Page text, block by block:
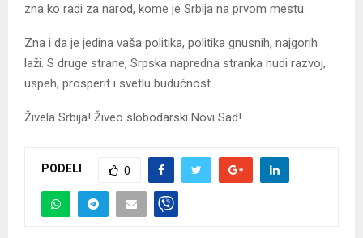
zna ko radi za narod, kome je Srbija na prvom mestu.
Zna i da je jedina vaša politika, politika gnusnih, najgorih
laži. S druge strane, Srpska napredna stranka nudi razvoj,
uspeh, prosperit i svetlu budućnost.
Živela Srbija! Živeo slobodarski Novi Sad!
PODELI 0